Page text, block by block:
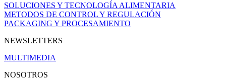
SOLUCIONES Y TECNOLOGÍA ALIMENTARIA
METODOS DE CONTROL Y REGULACIÓN
PACKAGING Y PROCESAMIENTO
NEWSLETTERS
MULTIMEDIA
NOSOTROS